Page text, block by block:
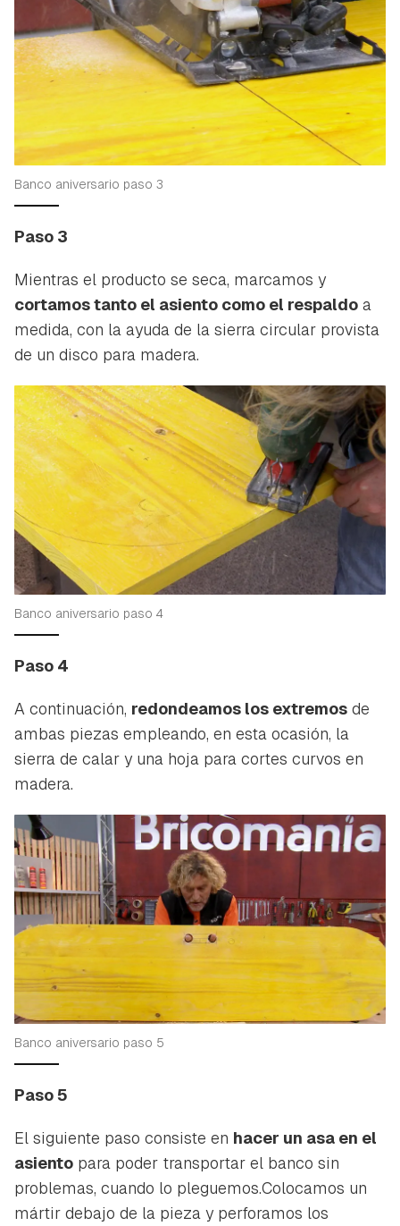
Guardar como favorito
Para poder guardar como favorito, primero has de
iniciar sesión con tu cuenta de Hogarmanía.
INICIAR SESIÓN
Banco aniversario paso 3
Paso 3
Mientras el producto se seca, marcamos y
cortamos tanto el asiento como el respaldo a
medida, con la ayuda de la sierra circular provista
de un disco para madera.
Banco aniversario paso 4
Paso 4
A continuación, redondeamos los extremos de
ambas piezas empleando, en esta ocasión, la
sierra de calar y una hoja para cortes curvos en
madera.
Banco aniversario paso 5
Paso 5
El siguiente paso consiste en hacer un asa en el
asiento para poder transportar el banco sin
problemas, cuando lo pleguemos.Colocamos un
mártir debajo de la pieza y perforamos los
Contenido enviado
Gracias por suscribirte a nuestro boletín.